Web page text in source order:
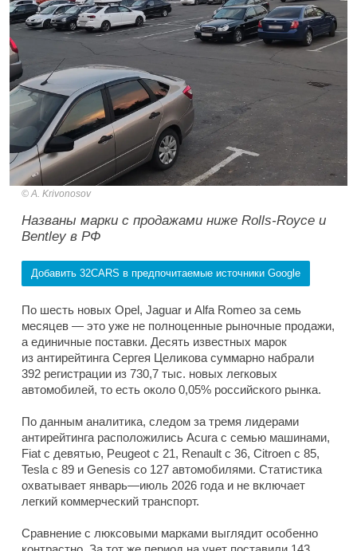
A. Krivonosov
Названы марки с продажами ниже Rolls-Royce и
Bentley в РФ
Добавить 32CARS в предпочитаемые источники Google
По шесть новых Opel, Jaguar и Alfa Romeo за семь
месяцев — это уже не полноценные рыночные продажи,
а единичные поставки. Десять известных марок
из антирейтинга Сергея Целикова суммарно набрали
392 регистрации из 730,7 тыс. новых легковых
автомобилей, то есть около 0,05% российского рынка.
По данным аналитика, следом за тремя лидерами
антирейтинга расположились Acura с семью машинами,
Fiat с девятью, Peugeot с 21, Renault с 36, Citroen с 85,
Tesla с 89 и Genesis со 127 автомобилями. Статистика
охватывает январь—июль 2026 года и не включает
легкий коммерческий транспорт.
Сравнение с люксовыми марками выглядит особенно